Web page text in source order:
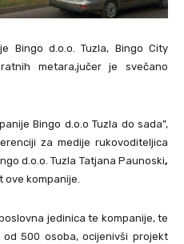
Bingo d.o.o. Tuzla, Bingo City
metara,jučer je svečano
Bingo d.o.o Tuzla do sada”,
za medije rukovoditeljica
d.o.o. Tuzla Tatjana Paunoski,
kompanije.
jedinica te kompanije, te
500 osoba, ocijenivši projekt